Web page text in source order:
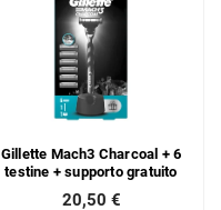
Gillette Mach3 Charcoal + 6
testine + supporto gratuito
20,50 €